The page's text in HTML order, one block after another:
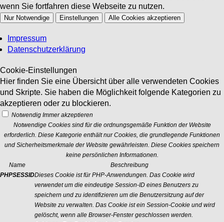
wenn Sie fortfahren diese Webseite zu nutzen.
Nur Notwendige Einstellungen Alle Cookies akzeptieren
Impressum
Datenschutzerklärung
Cookie-Einstellungen
Hier finden Sie eine Übersicht über alle verwendeten Cookies
und Skripte. Sie haben die Möglichkeit folgende Kategorien zu
akzeptieren oder zu blockieren.
Notwendig Immer akzeptieren
Notwendige Cookies sind für die ordnungsgemäße Funktion der Website
erforderlich. Diese Kategorie enthält nur Cookies, die grundlegende Funktionen
und Sicherheitsmerkmale der Website gewährleisten. Diese Cookies speichern
keine persönlichen Informationen.
Name
Beschreibung
PHPSESSIDDieses Cookie ist für PHP-Anwendungen. Das Cookie wird
verwendet um die eindeutige Session-ID eines Benutzers zu
speichern und zu identifizieren um die Benutzersitzung auf der
Website zu verwalten. Das Cookie ist ein Session-Cookie und wird
gelöscht, wenn alle Browser-Fenster geschlossen werden.